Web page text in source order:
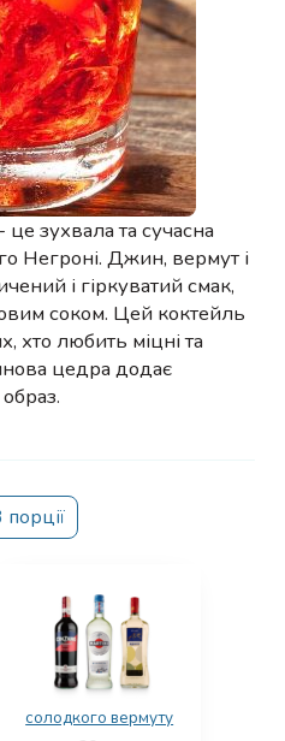
зухвала та сучасна
Негроні. Джин, вермут і
і гіркуватий смак,
соком. Цей коктейль
хто любить міцні та
цедра додає
порції
солодкого вермуту